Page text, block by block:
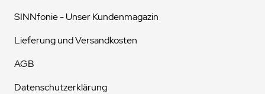
SINNfonie - Unser Kundenmagazin
Lieferung und Versandkosten
AGB
Datenschutzerklärung